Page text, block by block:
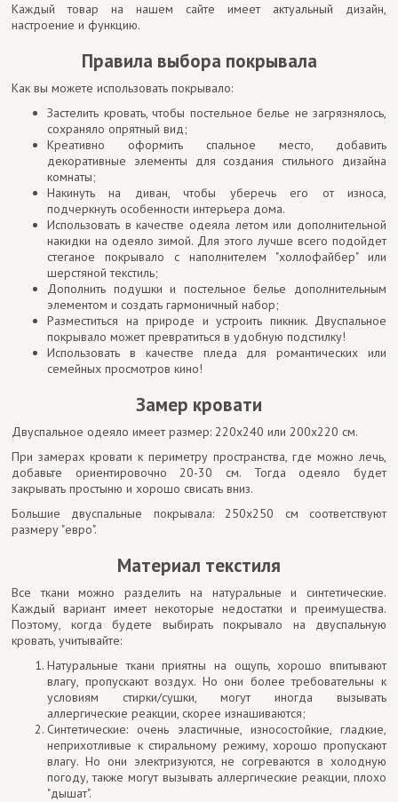
Каждый товар на нашем сайте имеет актуальный дизайн,
настроение и функцию.
Правила выбора покрывала
Как вы можете использовать покрывало:
Застелить кровать, чтобы постельное белье не загрязнялось,
сохраняло опрятный вид;
Креативно оформить спальное место, добавить
декоративные элементы для создания стильного дизайна
комнаты;
Накинуть на диван, чтобы уберечь его от износа,
подчеркнуть особенности интерьера дома.
Использовать в качестве одеяла летом или дополнительной
накидки на одеяло зимой. Для этого лучше всего подойдет
стеганое покрывало с наполнителем "холлофайбер" или
шерстяной текстиль;
Дополнить подушки и постельное белье дополнительным
элементом и создать гармоничный набор;
Разместиться на природе и устроить пикник. Двуспальное
покрывало может превратиться в удобную подстилку!
Использовать в качестве пледа для романтических или
семейных просмотров кино!
Замер кровати
Двуспальное одеяло имеет размер: 220x240 или 200х220 см.
При замерах кровати к периметру пространства, где можно лечь,
добавьте ориентировочно 20-30 см. Тогда одеяло будет
закрывать простыню и хорошо свисать вниз.
Большие двуспальные покрывала: 250х250 см соответствуют
размеру "евро".
Материал текстиля
Все ткани можно разделить на натуральные и синтетические.
Каждый вариант имеет некоторые недостатки и преимущества.
Поэтому, когда будете выбирать покрывало на двуспальную
кровать, учитывайте:
Натуральные ткани приятны на ощупь, хорошо впитывают
влагу, пропускают воздух. Но они более требовательны к
условиям стирки/сушки, могут иногда вызывать
аллергические реакции, скорее изнашиваются;
Синтетические: очень эластичные, износостойкие, гладкие,
неприхотливые к стиральному режиму, хорошо пропускают
влагу. Но они электризуются, не согреваются в холодную
погоду, также могут вызывать аллергические реакции, плохо
"дышат".